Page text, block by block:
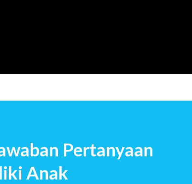
Pertanyaan
Anak